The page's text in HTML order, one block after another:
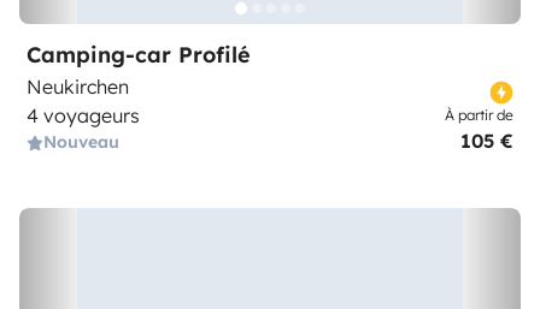
Camping-car Profilé
Neukirchen
4 voyageurs
Nouveau
À partir de
105 €